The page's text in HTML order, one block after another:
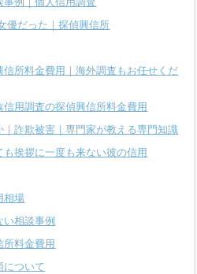
優だった｜探偵興信所
所料金費用｜海外調査もお任せくだ
用調査の探偵興信所料金費用
詐欺被害｜専門家が教える専門知識
挨拶に一度も来ない彼の信用
相場
相談事例
所料金費用
について